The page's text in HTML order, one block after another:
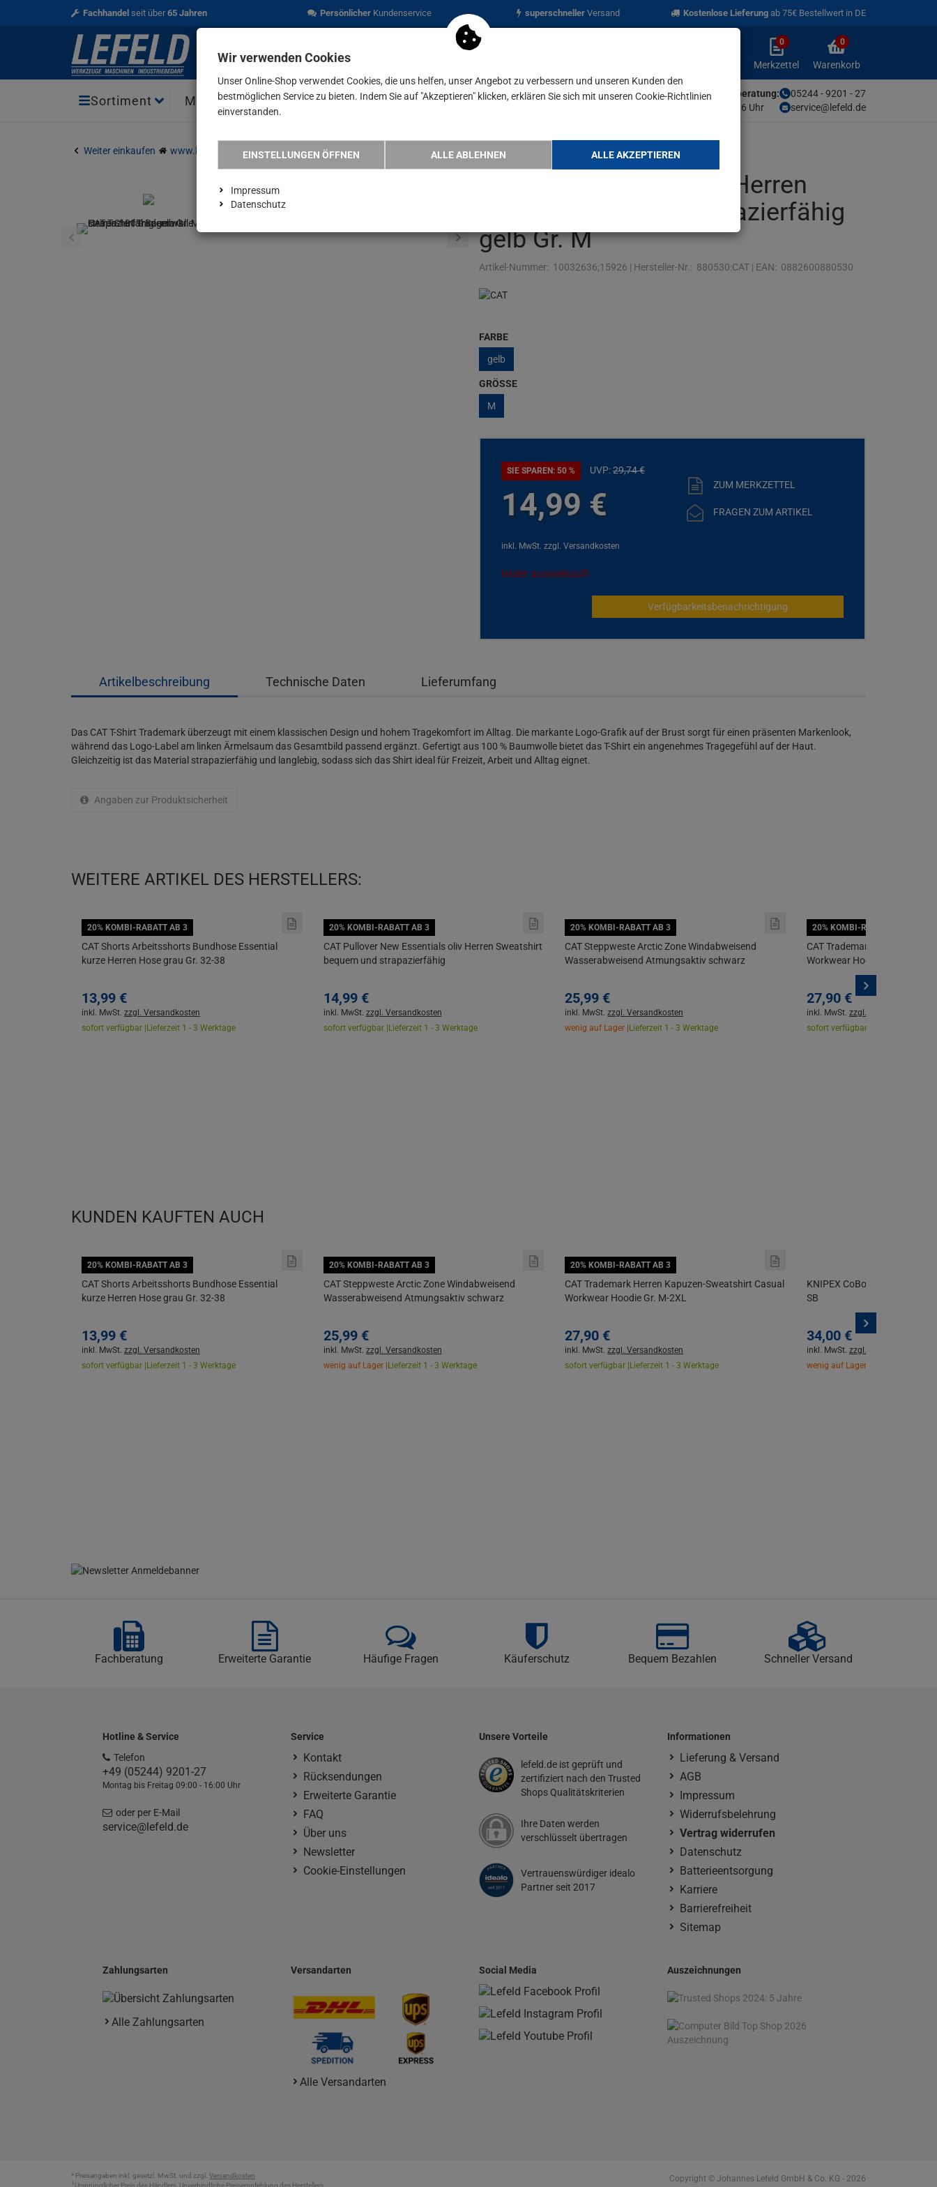
Fachhandel seit über65 Jahren PersönlicherKundenservice superschnellerVersand Kostenlose Lieferung ab 75€ Bestellwert in DE
Merkzettel
aufklappen
0
Merkzettel
Warenkorb
0
Warenkorb
Sortiment Marken Aktionen Blog
05244 - 9201 - 27
service@lefeld.de
Unsere Fachberatung:
Mo-Fr von 9-16 Uhr
Weiter einkaufen www.lefeld.de CAT T-Shirt Trademark Herren 100% Baumwolle strap…
CAT T-Shirt Trademark Herren
100% Baumwolle strapazierfähig
gelb Gr. M
Artikel-Nummer: 10032636;15926 | Hersteller-Nr.: 880530:CAT | EAN: 0882600880530
FARBE
gelb
GRÖSSE
M
SIE SPAREN: 50 % UVP:29,74€
14,99 €
inkl. MwSt. zzgl. Versandkosten
ZUM MERKZETTEL
FRAGEN ZUM ARTIKEL
leider ausverkauft
Verfügbarkeitsbenachrichtigung
Artikelbeschreibung Technische Daten Lieferumfang
Das CAT T-Shirt Trademark überzeugt mit einem klassischen Design und hohem Tragekomfort im Alltag. Die markante Logo-Grafik auf der Brust sorgt für einen präsenten Markenlook,
während das Logo-Label am linken Ärmelsaum das Gesamtbild passend ergänzt. Gefertigt aus 100 % Baumwolle bietet das T-Shirt ein angenehmes Tragegefühl auf der Haut.
Gleichzeitig ist das Material strapazierfähig und langlebig, sodass sich das Shirt ideal für Freizeit, Arbeit und Alltag eignet.
Angaben zur Produktsicherheit
WEITERE ARTIKEL DES HERSTELLERS:
20% KOMBI-RABATT AB 3
CAT Shorts Arbeitsshorts Bundhose Essential
kurze Herren Hose grau Gr. 32-38
13,99 €
inkl. MwSt. zzgl. Versandkosten
sofort verfügbar | Lieferzeit 1 - 3 Werktage
20% KOMBI-RABATT AB 3
CAT Pullover New Essentials oliv Herren Sweatshirt
bequem und strapazierfähig
14,99 €
inkl. MwSt. zzgl. Versandkosten
sofort verfügbar | Lieferzeit 1 - 3 Werktage
20% KOMBI-RABATT AB 3
CAT Steppweste Arctic Zone Windabweisend
Wasserabweisend Atmungsaktiv schwarz
25,99 €
inkl. MwSt.zzgl. Versandkosten
wenig auf Lager | Lieferzeit 1 - 3 Werktage
20% KOMBI-RABATT AB 3
CAT Trademark Herren
Workwear Hoodie Gr. M-2XL
27,90 €
inkl. MwSt. zzgl. Versandkosten
sofort verfügbar |
KUNDEN KAUFTEN AUCH
20% KOMBI-RABATT AB 3
CAT Shorts Arbeitsshorts Bundhose Essential
kurze Herren Hose grau Gr. 32-38
13,99 €
inkl. MwSt. zzgl. Versandkosten
sofort verfügbar | Lieferzeit 1 - 3 Werktage
20% KOMBI-RABATT AB 3
CAT Steppweste Arctic Zone Windabweisend
Wasserabweisend Atmungsaktiv schwarz
25,99 €
inkl. MwSt. zzgl. Versandkosten
wenig auf Lager | Lieferzeit 1 - 3 Werktage
20% KOMBI-RABATT AB 3
CAT Trademark Herren Kapuzen-Sweatshirt Casual
Workwear Hoodie Gr. M-2XL
27,90 €
inkl. MwSt.zzgl. Versandkosten
sofort verfügbar | Lieferzeit 1 - 3 Werktage
KNIPEX CoBolt schwarz
SB
34,00 €
inkl. MwSt. zzgl. Versandkosten
wenig auf Lager |
Fachberatung Erweiterte Garantie Häufige Fragen Käuferschutz Bequem Bezahlen Schneller Versand
Hotline & Service
Telefon
+49 (05244) 9201-27
Montag bis Freitag 09:00 - 16:00 Uhr
oder per E-Mail
service@lefeld.de
Service
Kontakt
Rücksendungen
Erweiterte Garantie
FAQ
Über uns
Newsletter
Cookie-Einstellungen
Unsere Vorteile
lefeld.de ist geprüft und
zertifiziert nach den Trusted
Shops Qualitätskriterien
Ihre Daten werden
verschlüsselt übertragen
Vertrauenswürdiger idealo
Partner seit 2017
Informationen
Lieferung & Versand
AGB
Impressum
Widerrufsbelehrung
Vertrag widerrufen
Datenschutz
Batterieentsorgung
Karriere
Barrierefreiheit
Sitemap
Zahlungsarten
Alle Zahlungsarten
Versandarten
Alle Versandarten
Social Media Auszeichnungen
* Preisangaben inkl. gesetzl. MwSt. und zzgl. Versandkosten
Ursprünglicher Preis des Händlers, Unverbindliche Preisempfehlung des Herstellers
Copyright © Johannes Lefeld GmbH & Co. KG - 2026
Wir verwenden Cookies
Unser Online-Shop verwendet Cookies, die uns helfen, unser Angebot zu verbessern und unseren Kunden den
bestmöglichen Service zu bieten. Indem Sie auf "Akzeptieren" klicken, erklären Sie sich mit unseren Cookie-Richtlinien
einverstanden.
EINSTELLUNGEN ÖFFNEN ALLE ABLEHNEN ALLE AKZEPTIEREN
Impressum
Datenschutz